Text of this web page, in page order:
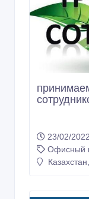
23/02/
Офисный